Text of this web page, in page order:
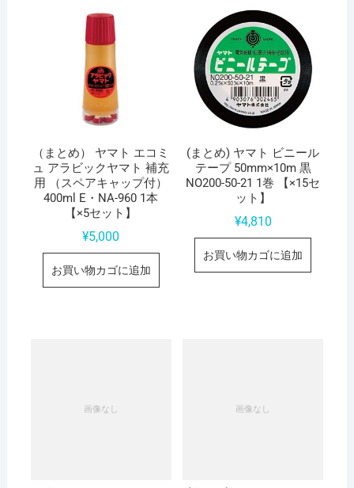
（まとめ） ヤマト エコミ
ュ アラビックヤマト 補充
用 （スペアキャップ付）
400ml E・NA-960 1本
【×5セット】
¥5,000
お買い物カゴに追加
(まとめ) ヤマト ビニール
テープ 50mm×10m 黒
NO200-50-21 1巻 【×15セ
ット】
¥4,810
お買い物カゴに追加